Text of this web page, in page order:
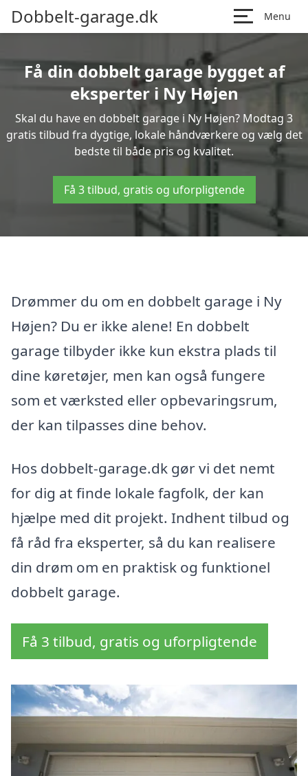
Dobbelt-garage.dk Menu
Få din dobbelt garage bygget af
eksperter i Ny Højen
Skal du have en dobbelt garage i Ny Højen? Modtag 3
gratis tilbud fra dygtige, lokale håndværkere og vælg det
bedste til både pris og kvalitet.
Få 3 tilbud, gratis og uforpligtende
Drømmer du om en dobbelt garage i Ny
Højen? Du er ikke alene! En dobbelt
garage tilbyder ikke kun ekstra plads til
dine køretøjer, men kan også fungere
som et værksted eller opbevaringsrum,
der kan tilpasses dine behov.
Hos dobbelt-garage.dk gør vi det nemt
for dig at finde lokale fagfolk, der kan
hjælpe med dit projekt. Indhent tilbud og
få råd fra eksperter, så du kan realisere
din drøm om en praktisk og funktionel
dobbelt garage.
Få 3 tilbud, gratis og uforpligtende